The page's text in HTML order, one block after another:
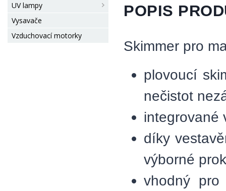
UV lampy
Vysavače
Vzduchovací motorky
POPIS
Skimmer pro
plovoucí
nečistot
integrované
díky
výborné
vhodný